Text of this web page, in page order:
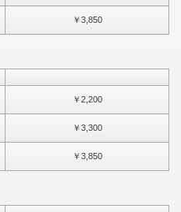
￥3,850
￥2,200
￥3,300
￥3,850